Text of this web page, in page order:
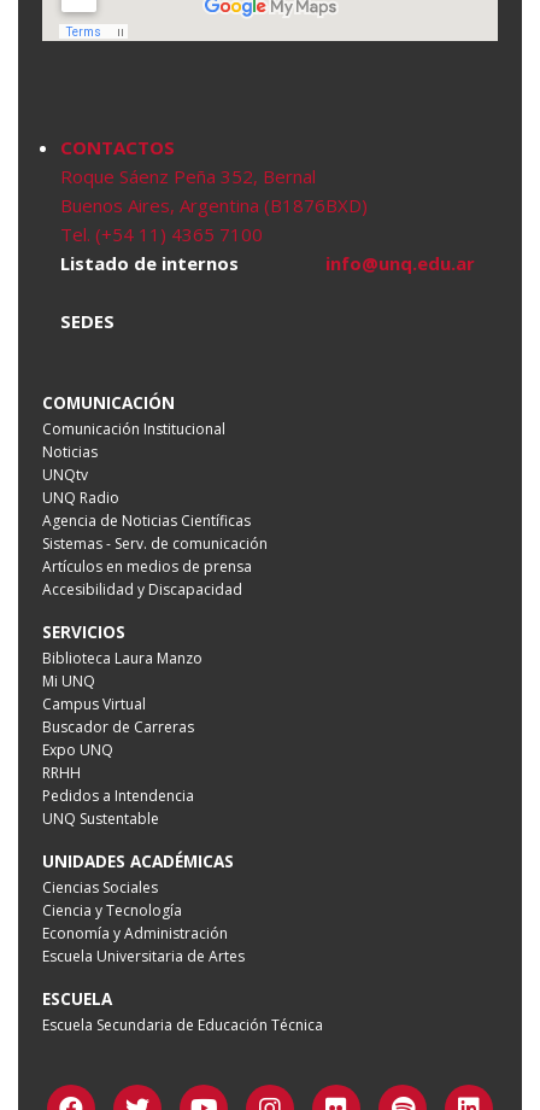
CONTACTOS
Roque Sáenz Peña 352, Bernal
Buenos Aires, Argentina (B1876BXD)
Tel. (+54 11) 4365 7100
Listado de internos
info@unq.edu.ar
SEDES
COMUNICACIÓN
Comunicación Institucional
Noticias
UNQtv
UNQ Radio
Agencia de Noticias Científicas
Sistemas - Serv. de comunicación
Artículos en medios de prensa
Accesibilidad y Discapacidad
SERVICIOS
Biblioteca Laura Manzo
Mi UNQ
Campus Virtual
Buscador de Carreras
Expo UNQ
RRHH
Pedidos a Intendencia
UNQ Sustentable
UNIDADES ACADÉMICAS
Ciencias Sociales
Ciencia y Tecnología
Economía y Administración
Escuela Universitaria de Artes
ESCUELA
Escuela Secundaria de Educación Técnica